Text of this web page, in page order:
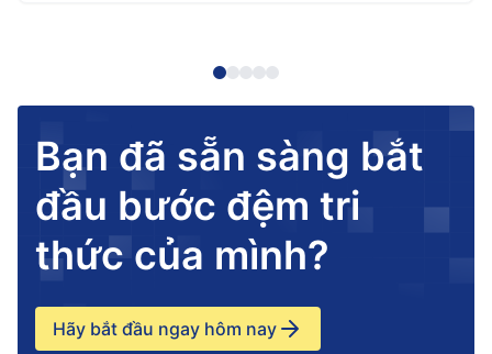
Bạn đã sẵn sàng bắt
đầu bước đệm tri
thức của mình?
Hãy bắt đầu ngay hôm nay